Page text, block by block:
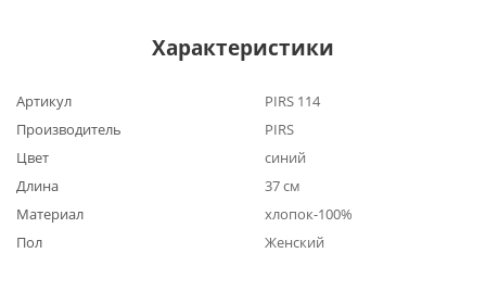
Характеристики
Артикул
PIRS 114
Производитель
PIRS
Цвет
синий
Длина
37 см
Материал
хлопок-100%
Пол
Женский